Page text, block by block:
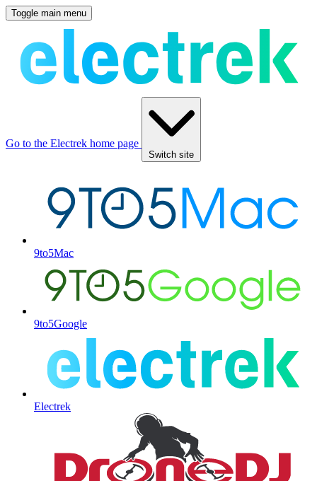
Toggle main menu
Go to the Electrek home page
Switch site
9to5Mac
9to5Google
Electrek